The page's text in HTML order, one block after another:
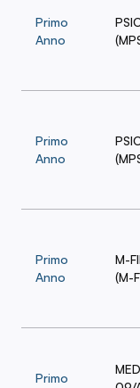
Primo
Anno
Primo
Anno
Primo
Anno
M-
(M-
Primo